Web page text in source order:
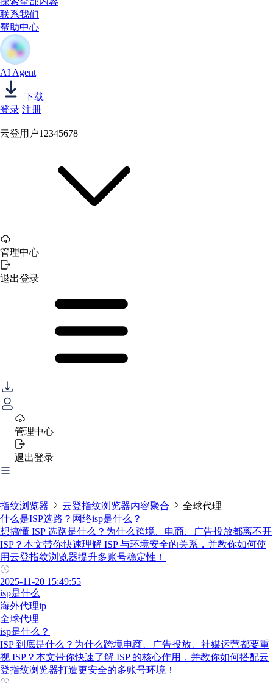
联系我们
帮助中心
AI Agent
下载
登录 注册
云登用户12345678
管理中心
退出登录
管理中心
退出登录
指纹浏览器 云登指纹浏览器内容聚合
全球代理
什么是ISP选路？网络isp是什么？
想搞懂 ISP 选路是什么？为什么跨境、电商、广告投放都离不开
ISP？本文带你快速理解 ISP 与环境安全的关系，并教你如何使
用云登指纹浏览器提升多账号稳定性！
2025-11-20 15:49:55
isp是什么
海外代理ip
全球代理
isp是什么？
ISP 到底是什么？为什么跨境电商、广告投放、社媒运营都要重
视 ISP？本文带你快速了解 ISP 的核心作用，并教你如何搭配云
登指纹浏览器打造更安全的多账号环境！